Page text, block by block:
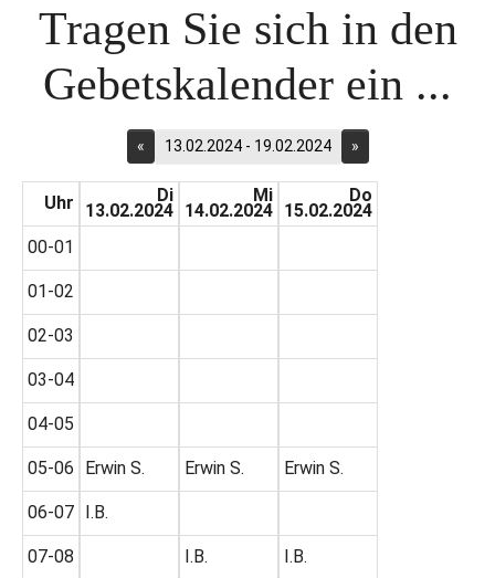
Tragen Sie sich in den
Gebetskalender ein ...
« 13.02.2024 - 19.02.2024 »
Uhr
00-01
01-02
02-03
03-04
04-05
05-06
06-07
07-08
Di
13.02.2024
Erwin S.
I.B.
Mi
14.02.2024
Erwin S.
I.B.
Do
15.02.2024
Erwin S.
I.B.